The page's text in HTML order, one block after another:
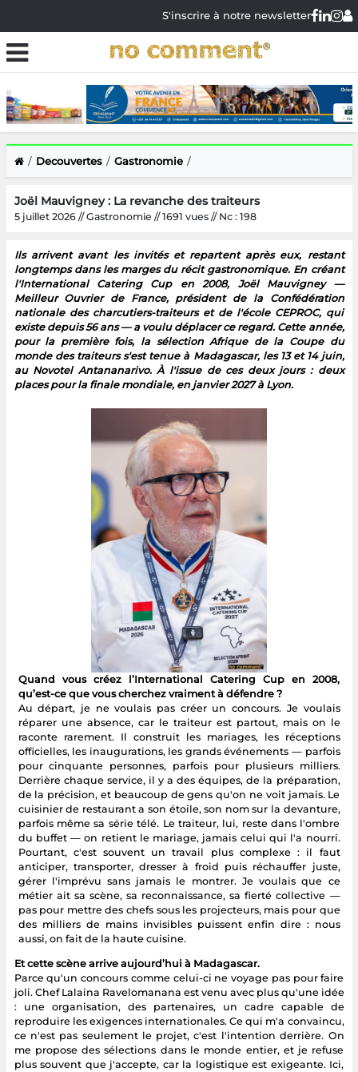
S'inscrire à notre newsletter
Decouvertes Gastronomie
Joël Mauvigney : La revanche des traiteurs
5 juillet 2026 // Gastronomie // 1691 vues // Nc : 198
Ils arrivent avant les invités et repartent après eux, restant
longtemps dans les marges du récit gastronomique. En créant
l'International Catering Cup en 2008, Joël Mauvigney —
Meilleur Ouvrier de France, président de la Confédération
nationale des charcutiers-traiteurs et de l'école CEPROC, qui
existe depuis 56 ans — a voulu déplacer ce regard. Cette année,
pour la première fois, la sélection Afrique de la Coupe du
monde des traiteurs s'est tenue à Madagascar, les 13 et 14 juin,
au Novotel Antananarivo. À l'issue de ces deux jours : deux
places pour la finale mondiale, en janvier 2027 à Lyon.
Quand vous créez l’International Catering Cup en 2008,
qu’est-ce que vous cherchez vraiment à défendre ?
Au départ, je ne voulais pas créer un concours. Je voulais
réparer une absence, car le traiteur est partout, mais on le
raconte rarement. Il construit les mariages, les réceptions
officielles, les inaugurations, les grands événements — parfois
pour cinquante personnes, parfois pour plusieurs milliers.
Derrière chaque service, il y a des équipes, de la préparation,
de la précision, et beaucoup de gens qu'on ne voit jamais. Le
cuisinier de restaurant a son étoile, son nom sur la devanture,
parfois même sa série télé. Le traiteur, lui, reste dans l'ombre
du buffet — on retient le mariage, jamais celui qui l'a nourri.
Pourtant, c'est souvent un travail plus complexe : il faut
anticiper, transporter, dresser à froid puis réchauffer juste,
gérer l'imprévu sans jamais le montrer. Je voulais que ce
métier ait sa scène, sa reconnaissance, sa fierté collective —
pas pour mettre des chefs sous les projecteurs, mais pour que
des milliers de mains invisibles puissent enfin dire : nous
aussi, on fait de la haute cuisine.
Et cette scène arrive aujourd’hui à Madagascar.
Parce qu'un concours comme celui-ci ne voyage pas pour faire
joli. Chef Lalaina Ravelomanana est venu avec plus qu'une idée
: une organisation, des partenaires, un cadre capable de
reproduire les exigences internationales. Ce qui m'a convaincu,
ce n'est pas seulement le projet, c'est l'intention derrière. On
me propose des sélections dans le monde entier, et je refuse
plus souvent que j'accepte, car la logistique est exigeante. Ici,